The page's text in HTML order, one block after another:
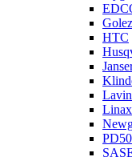
HTC
Linax